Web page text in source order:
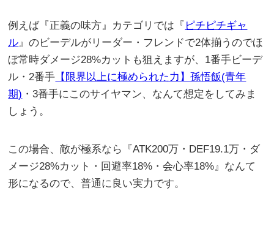
例えば『正義の味方』カテゴリでは『 ピチピチギャ
ル 』のビーデルがリーダー・フレンドで2体揃うのでほ
ぼ常時ダメージ28%カットも狙えますが、1番手ビーデ
ル・2番手 【限界以上に極められた力】孫悟飯(青年
期) ・3番手にこのサイヤマン、なんて想定をしてみま
しょう。
この場合、敵が極系なら『ATK200万・DEF19.1万・ダ
メージ28%カット・回避率18%・会心率18%』なんて
形になるので、普通に良い実力です。